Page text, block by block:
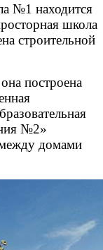
№1 находится
школа
строительной
построена
№2»
между домами